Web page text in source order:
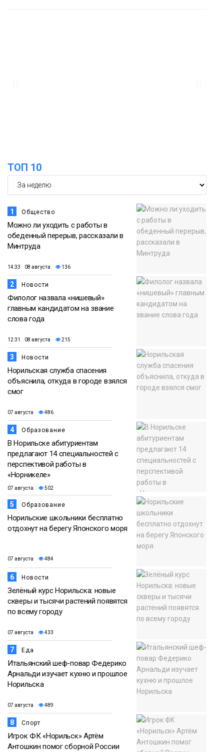
Новости
ТОП 10
1 Общество
Можно ли уходить с работы в
обеденный перерыв, рассказали в
Минтруда
14:33 08 августа 136
2 Новости
Филолог назвала «нишевый»
главным кандидатом на звание
слова года
12:31 08 августа 215
3 Новости
Норильская служба спасения
объяснила, откуда в городе взялся
смог
07 августа 486
4 Образование
В Норильске абитуриентам
предлагают 14 специальностей с
перспективой работы в
«Норникеле»
07 августа 502
5 Образование
Норильские школьники бесплатно
отдохнут на берегу Японского моря
07 августа 484
6 Новости
Зелёный курс Норильска: новые
скверы и тысячи растений появятся
по всему городу
07 августа 433
7 Еда
Итальянский шеф-повар Федерико
Арнальди изучает кухню и прошлое
Норильска
07 августа 489
8 Спорт
Игрок ФК «Норильск» Артём
Антошкин помог сборной России